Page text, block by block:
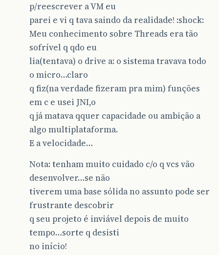
p/reescrever a VM eu
parei e vi q tava saindo da realidade! :shock:
Meu conhecimento sobre Threads era tão
sofrível q qdo eu
lia(tentava) o drive a: o sistema travava todo
o micro…claro
q fiz(na verdade fizeram pra mim) funções
em c e usei JNI,o
q já matava qquer capacidade ou ambição a
algo multiplataforma.
E a velocidade…
Nota: tenham muito cuidado c/o q vcs vão
desenvolver…se não
tiverem uma base sólida no assunto pode ser
frustrante descobrir
q seu projeto é inviável depois de muito
tempo…sorte q desisti
no início!